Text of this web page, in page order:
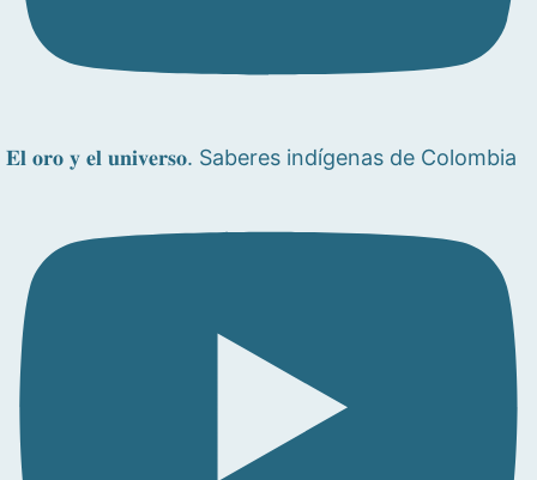
𝐄𝐥 𝐨𝐫𝐨 𝐲 𝐞𝐥 𝐮𝐧𝐢𝐯𝐞𝐫𝐬𝐨. Saberes indígenas de Colombia